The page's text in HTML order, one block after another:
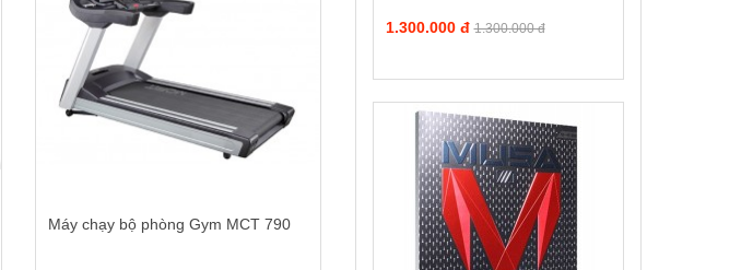
Máy chạy bộ phòng Gym MCT 790
1.300.000 đ 1.300.000 đ